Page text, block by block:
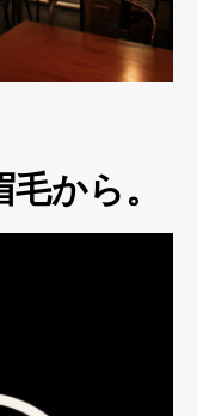
から。